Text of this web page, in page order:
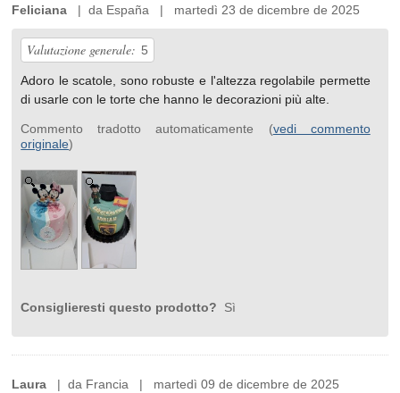
Feliciana | da España | martedì 23 de dicembre de 2025
Valutazione generale: 5
Adoro le scatole, sono robuste e l'altezza regolabile permette
di usarle con le torte che hanno le decorazioni più alte.
Commento tradotto automaticamente (vedi commento
originale)
Consiglieresti questo prodotto? Sì
Laura | da Francia | martedì 09 de dicembre de 2025